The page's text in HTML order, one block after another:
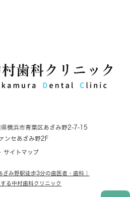
県横浜市青葉区あざみ野2-7-15
ンセあざみ野2F
サイトマップ
み野駅徒歩3分の歯医者・歯科｜
る中村歯科クリニック